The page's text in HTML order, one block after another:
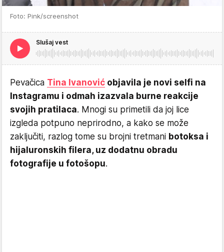
Foto: Pink/screenshot
Slušaj vest
Pevačica Tina Ivanović objavila je novi selfi na
Instagramu i odmah izazvala burne reakcije
svojih pratilaca. Mnogi su primetili da joj lice
izgleda potpuno neprirodno, a kako se može
zaključiti, razlog tome su brojni tretmani botoksa i
hijaluronskih filera, uz dodatnu obradu
fotografije u fotošopu.